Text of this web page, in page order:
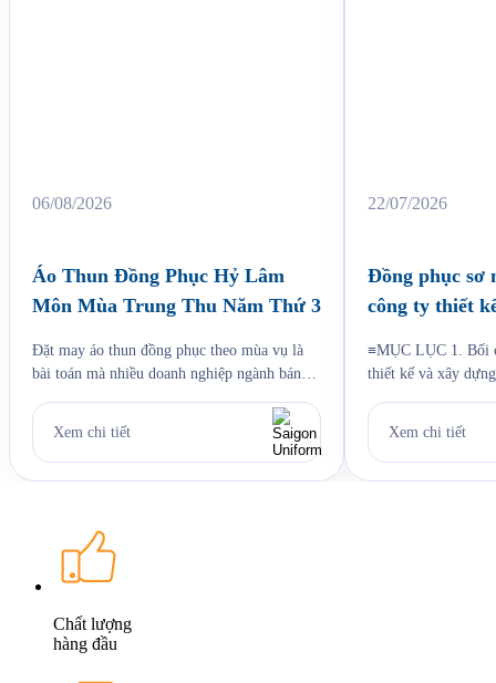
06/08/2026
Áo Thun Đồng Phục Hỷ Lâm
Môn Mùa Trung Thu Năm Thứ 3
Đặt may áo thun đồng phục theo mùa vụ là
bài toán mà nhiều doanh nghiệp ngành bánh
vậy. Cứ đến hẹn lại lên, mỗi năm khi mùa
bánh Trung Thu về, Hỷ Lâm Môn lại cùng
Saigon Uniform chuẩn bị một bộ đồng phục
Xem chi tiết
22/07/2026
Đồng phục sơ
công ty thiết
≡MỤC LỤC 1. Bối
thiết kế và xây
Jama 4. Đường
6. Câu hỏi
Xem chi tiết
Chất lượng
hàng đầu